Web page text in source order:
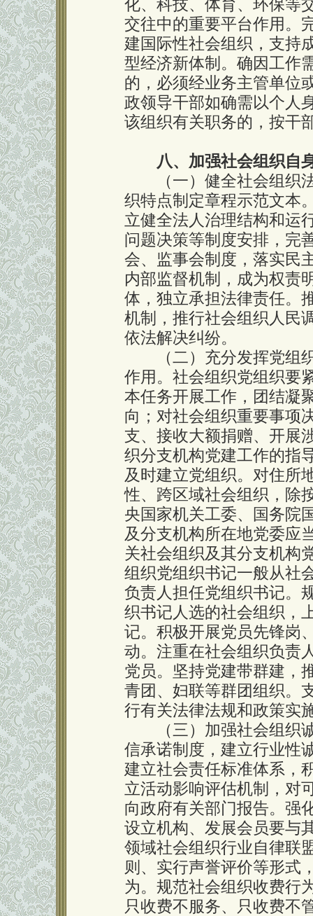
化、科技、体育、环保等
交往中的重要平台作用。
建国际性社会组织，支持
型经济新体制。确因工作
的，必须经业务主管单位
政领导干部如确需以个人
该组织有关职务的，按干
八、加强社会组织自
（一）健全社会组织法
织特点制定章程示范文本
立健全法人治理结构和运
问题决策等制度安排，完
会、监事会制度，落实民
内部监督机制，成为权责
体，独立承担法律责任。
机制，推行社会组织人民
依法解决纠纷。
（二）充分发挥党组织
作用。社会组织党组织要
本任务开展工作，团结凝
向；对社会组织重要事项
支、接收大额捐赠、开展
织分支机构党建工作的指
及时建立党组织。对住所
性、跨区域社会组织，除
央国家机关工委、国务院
及分支机构所在地党委应
关社会组织及其分支机构
组织党组织书记一般从社
负责人担任党组织书记。
织书记人选的社会组织，
记。积极开展党员先锋岗
动。注重在社会组织负责
党员。坚持党建带群建，
青团、妇联等群团组织。
行有关法律法规和政策实
（三）加强社会组织诚
信承诺制度，建立行业性
建立社会责任标准体系，
立活动影响评估机制，对
向政府有关部门报告。强
设立机构、发展会员要与
领域社会组织行业自律联
则、实行声誉评价等形式
为。规范社会组织收费行
只收费不服务、只收费不